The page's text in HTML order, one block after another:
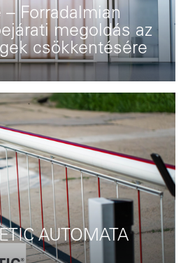
– Forradalmian
megoldás az
csökkentésére
AUTOMATA